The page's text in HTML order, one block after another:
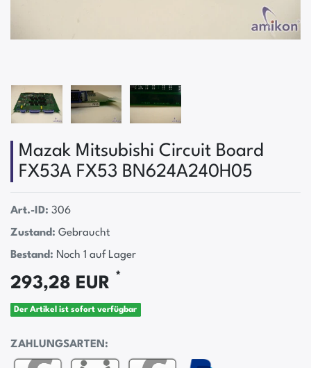
Mazak Mitsubishi Circuit Board
FX53A FX53 BN624A240H05
Art.-ID: 306
Zustand: Gebraucht
Bestand: Noch 1 auf Lager
293,28 EUR *
Der Artikel ist sofort verfügbar
ZAHLUNGSARTEN: